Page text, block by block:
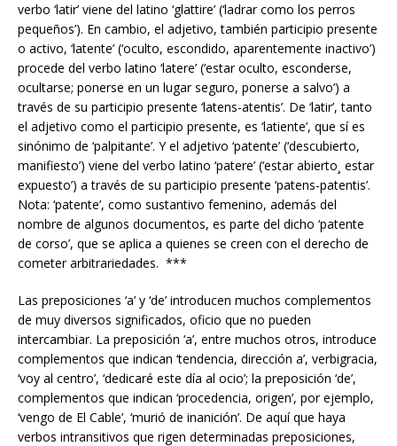
verbo ‘latir’ viene del latino ‘glattire’ (‘ladrar como los perros
pequeños’). En cambio, el adjetivo, también participio presente
o activo, ‘latente’ (‘oculto, escondido, aparentemente inactivo’)
procede del verbo latino ‘latere’ (‘estar oculto, esconderse,
ocultarse; ponerse en un lugar seguro, ponerse a salvo’) a
través de su participio presente ‘latens-atentis’. De ‘latir’, tanto
el adjetivo como el participio presente, es ‘latiente’, que sí es
sinónimo de ‘palpitante’. Y el adjetivo ‘patente’ (‘descubierto,
manifiesto’) viene del verbo latino ‘patere’ (‘estar abierto¸ estar
expuesto’) a través de su participio presente ‘patens-patentis’.
Nota: ‘patente’, como sustantivo femenino, además del
nombre de algunos documentos, es parte del dicho ‘patente
de corso’, que se aplica a quienes se creen con el derecho de
cometer arbitrariedades. ***
Las preposiciones ‘a’ y ‘de’ introducen muchos complementos
de muy diversos significados, oficio que no pueden
intercambiar. La preposición ‘a’, entre muchos otros, introduce
complementos que indican ‘tendencia, dirección a’, verbigracia,
‘voy al centro’, ‘dedicaré este día al ocio’; la preposición ‘de’,
complementos que indican ‘procedencia, origen’, por ejemplo,
‘vengo de El Cable’, ‘murió de inanición’. De aquí que haya
verbos intransitivos que rigen determinadas preposiciones,